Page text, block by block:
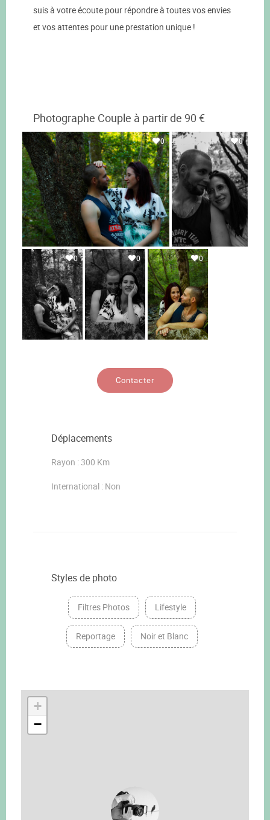
suis à votre écoute pour répondre à toutes vos envies
et vos attentes pour une prestation unique !
Photographe Couple à partir de 90 €
0 0
0 0 0
Contacter
Déplacements
Rayon : 300 Km
International : Non
Styles de photo
Filtres Photos Lifestyle
Reportage Noir et Blanc
+
−